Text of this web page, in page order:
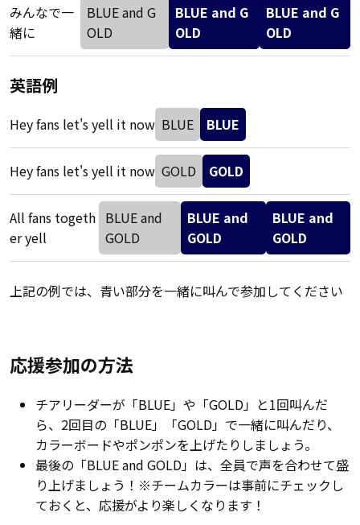
みんなで一
緒に
BLUE and G
OLD
BLUE and G
OLD
BLUE and G
OLD
英語例
Hey fans let's yell it now BLUE BLUE
Hey fans let's yell it now GOLD GOLD
All fans togeth
er yell
BLUE and
GOLD
BLUE and
GOLD
BLUE and
GOLD
上記の例では、青い部分を一緒に叫んで参加してください
応援参加の方法
チアリーダーが「BLUE」や「GOLD」と1回叫んだ
ら、2回目の「BLUE」「GOLD」で一緒に叫んだり、
カラーボードやポンポンを上げたりしましょう。
最後の「BLUE and GOLD」は、全員で声を合わせて盛
り上げましょう！※チームカラーは事前にチェックし
ておくと、応援がより楽しくなります！